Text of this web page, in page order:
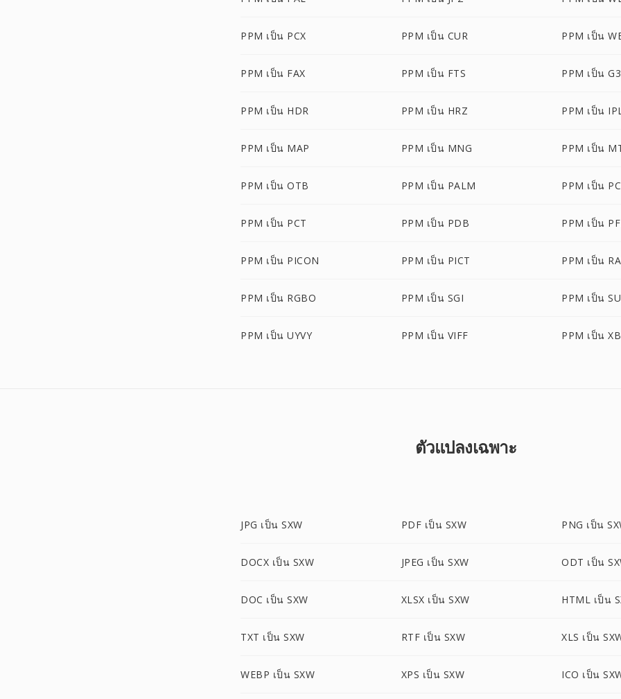
PPM เป็น PCX PPM เป็น CUR PPM เป็น
PPM เป็น FAX PPM เป็น FTS PPM เป็น G3
PPM เป็น HDR PPM เป็น HRZ PPM เป็น
PPM เป็น MAP PPM เป็น MNG PPM เป็น
PPM เป็น OTB PPM เป็น PALM PPM เป็น
PPM เป็น PCT PPM เป็น PDB PPM เป็น
PPM เป็น PICON PPM เป็น PICT PPM เป็น
PPM เป็น RGBO PPM เป็น SGI PPM เป็น
PPM เป็น UYVY PPM เป็น VIFF PPM เป็น
ตัวแปลงเฉพาะ
JPG เป็น SXW PDF เป็น SXW PNG เป็น
DOCX เป็น SXW JPEG เป็น SXW ODT เป็น
DOC เป็น SXW XLSX เป็น SXW HTML เป็น
TXT เป็น SXW RTF เป็น SXW XLS เป็น
WEBP เป็น SXW XPS เป็น SXW ICO เป็น